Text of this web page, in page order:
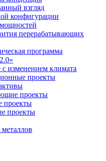
взгляд
конфигурации
перерабатывающих
программа
с изменением климата
проекты
проекты
проекты
проекты